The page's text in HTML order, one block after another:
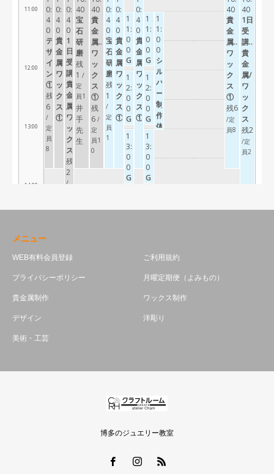
メニュー
WEB有料会員登録 ご利用規約
プライバシーポリシー 月曜定期便（よみもの）
貴金属制作 ワックス制作
デザイン 洋彫り
美術・工芸
博多のジュエリー教室